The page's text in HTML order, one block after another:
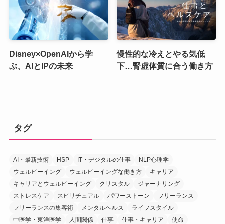
Disney×OpenAIから学
ぶ、AIとIPの未来
慢性的な冷えとやる気低
下…腎虚体質に合う働き方
タグ
AI・最新技術 HSP IT・デジタルの仕事
NLP心理学
ウェルビーイング
ウェルビーイングな働き方
キャリア
キャリアとウェルビーイング
クリスタル
ジャーナリング
ストレスケア
スピリチュアル パワーストーン
フリーランス
フリーランスの集客術
メンタルヘルス
ライフスタイル
中医学・東洋医学
人間関係 仕事 仕事・キャリア
使命